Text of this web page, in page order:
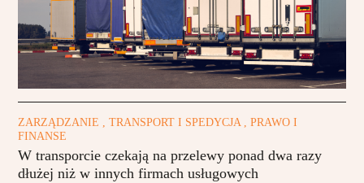
ZARZĄDZANIE , TRANSPORT I SPEDYCJA , PRAWO I
FINANSE
W transporcie czekają na przelewy ponad dwa razy
dłużej niż w innych firmach usługowych